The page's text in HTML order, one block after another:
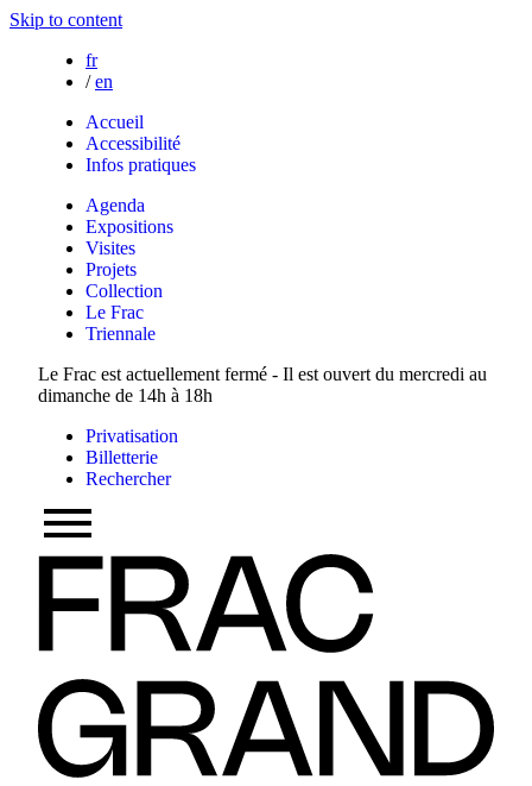
Skip to content
fr
/ en
Accueil
Accessibilité
Infos pratiques
Agenda
Expositions
Visites
Projets
Collection
Le Frac
Triennale
Le Frac est actuellement fermé - Il est ouvert du mercredi au
dimanche de 14h à 18h
Privatisation
Billetterie
Rechercher